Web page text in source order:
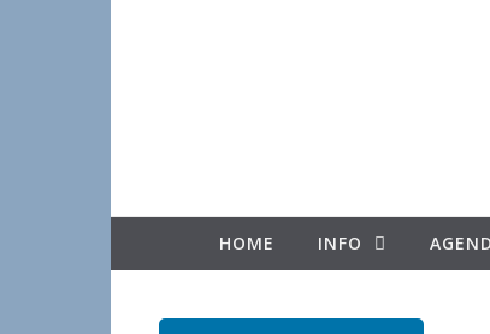
HOME INFO